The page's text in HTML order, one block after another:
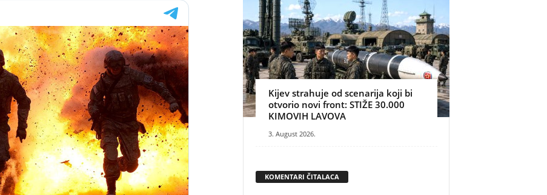
Kijev strahuje od scenarija koji bi
otvorio novi front: STIŽE 30.000
KIMOVIH LAVOVA
3. August 2026.
KOMENTARI ČITALACA